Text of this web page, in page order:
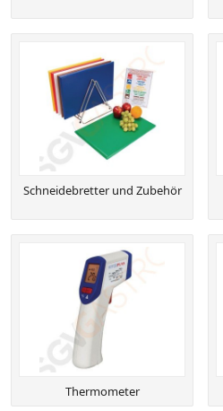
Schneidebretter und Zubehör
Thermometer